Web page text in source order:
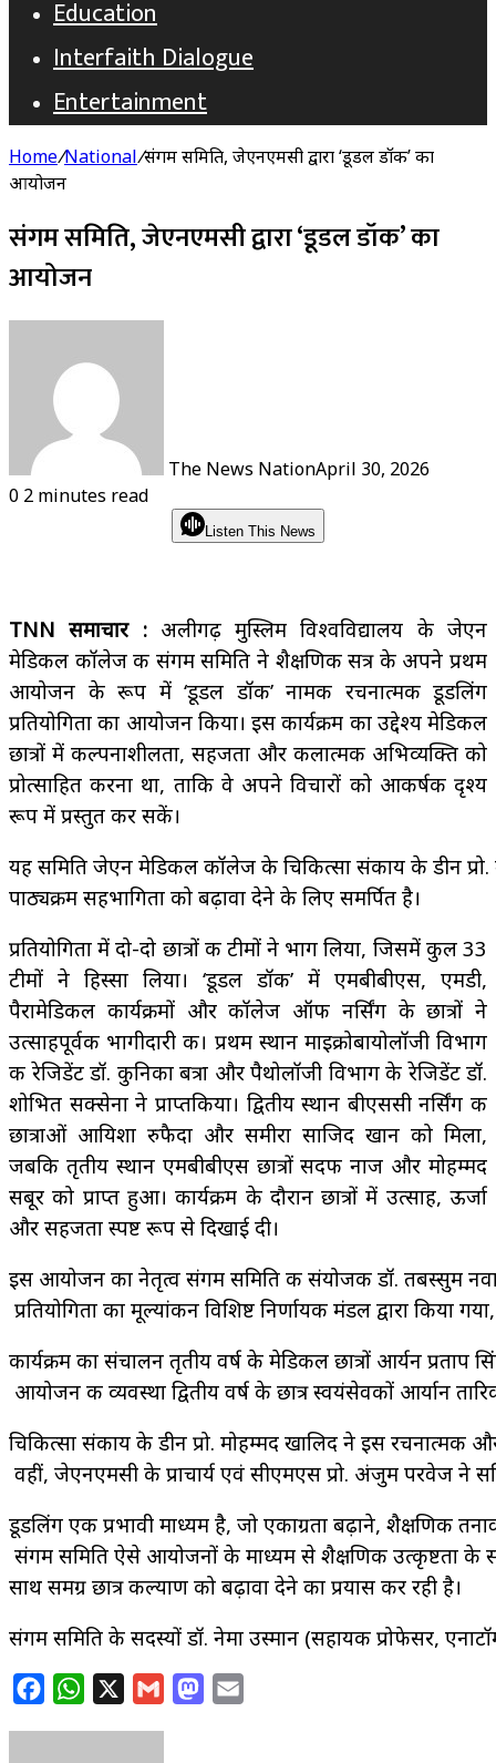
Education
Interfaith Dialogue
Entertainment
Home/National/संगम समिति, जेएनएमसी द्वारा ‘डूडल डॉक’ का
आयोजन
संगम समिति, जेएनएमसी द्वारा ‘डूडल डॉक’ का
आयोजन
The News NationApril 30, 2026
0 2 minutes read
Listen This News
TNN समाचार :अलीगढ़ मुस्लिम विश्वविद्यालय के जेएन
मेडिकल कॉलेज की संगम समिति ने शैक्षणिक सत्र के अपने प्रथम
आयोजन के रूप में ‘डूडल डॉक’ नामक रचनात्मक डूडलिंग
प्रतियोगिता का आयोजन किया। इस कार्यक्रम का उद्देश्य मेडिकल
छात्रों में कल्पनाशीलता, सहजता और कलात्मक अभिव्यक्ति को
प्रोत्साहित करना था, ताकि वे अपने विचारों को आकर्षक दृश्य
रूप में प्रस्तुत कर सकें।
यह समिति जेएन मेडिकल कॉलेज के चिकित्सा संकाय के डीन
पाठ्यक्रम सहभागिता को बढ़ावा देने के लिए समर्पित है।
प्रतियोगिता में दो-दो छात्रों की टीमों ने भाग लिया, जिसमें कुल 33
टीमों ने हिस्सा लिया। ‘डूडल डॉक’ में एमबीबीएस, एमडी,
पैरामेडिकल कार्यक्रमों और कॉलेज ऑफ नर्सिंग के छात्रों ने
उत्साहपूर्वक भागीदारी की। प्रथम स्थान माइक्रोबायोलॉजी विभाग
की रेजिडेंट डॉ. कुनिका बत्रा और पैथोलॉजी विभाग के रेजिडेंट डॉ.
शोभित सक्सेना ने प्राप्तकिया। द्वितीय स्थान बीएससी नर्सिंग की
छात्राओं आयिशा रुफैदा और समीरा साजिद खान को मिला,
जबकि तृतीय स्थान एमबीबीएस छात्रों सदफ नाज और मोहम्मद
सबूर को प्राप्त हुआ। कार्यक्रम के दौरान छात्रों में उत्साह, ऊर्जा
और सहजता स्पष्ट रूप से दिखाई दी।
इस आयोजन का नेतृत्व संगम समिति की संयोजक डॉ. तबस्सुम
प्रतियोगिता का मूल्यांकन विशिष्ट निर्णायक मंडल द्वारा
कार्यक्रम का संचालन तृतीय वर्ष के मेडिकल छात्रों आर्यन प्रताप
आयोजन की व्यवस्था द्वितीय वर्ष के छात्र स्वयंसेवकों आर्यान
चिकित्सा संकाय के डीन प्रो. मोहम्मद खालिद ने इस रचनात्मक
वहीं, जेएनएमसी के प्राचार्य एवं सीएमएस प्रो. अंजुम परवेज
डूडलिंग एक प्रभावी माध्यम है, जो एकाग्रता बढ़ाने, शैक्षणिक
संगम समिति ऐसे आयोजनों के माध्यम से शैक्षणिक उत्कृष्टता के
साथ समग्र छात्र कल्याण को बढ़ावा देने का प्रयास कर रही है।
संगम समिति के सदस्यों डॉ. नेमा उस्मान (सहायक प्रोफेसर,
FacebookWhatsApp Gmail Mastodon